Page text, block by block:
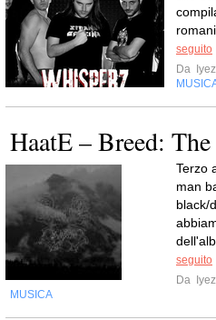
seguito
Da
HaatE – Breed:
Terzo
man
black/
seguito
Da
MUSICA